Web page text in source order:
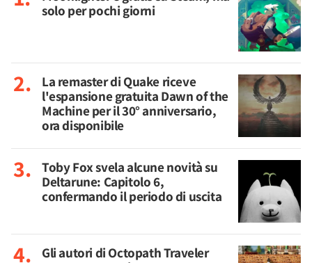
solo per pochi giorni
La remaster di Quake riceve
l'espansione gratuita Dawn of the
Machine per il 30° anniversario,
ora disponibile
Toby Fox svela alcune novità su
Deltarune: Capitolo 6,
confermando il periodo di uscita
Gli autori di Octopath Traveler